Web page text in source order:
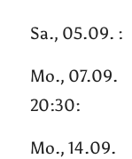
Sa., 05.09. :
Mo., 07.09.
20:30:
Mo., 14.09.